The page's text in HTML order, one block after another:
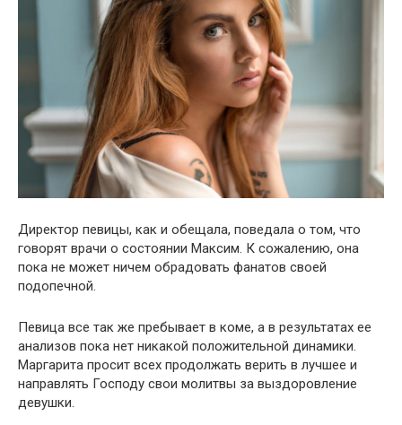
Директор певицы, как и обещала, поведала о том, что
говорят врачи о состоянии Максим. К сожалению, она
пока не может ничем обрадовать фанатов своей
подопечной.
Певица все так же пребывает в коме, а в результатах ее
анализов пока нет никакой положительной динамики.
Маргарита просит всех продолжать верить в лучшее и
направлять Господу свои молитвы за выздоровление
девушки.